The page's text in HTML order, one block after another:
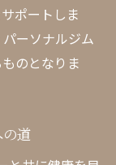
ポートしま
ーソナルジム
のとなりま
道